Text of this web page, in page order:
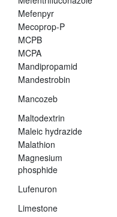
Mefenpyr
Mecoprop-P
MCPB
MCPA
Mandipropamid
Mandestrobin
Mancozeb
Maltodextrin
Maleic hydrazide
Malathion
Magnesium
phosphide
Lufenuron
Limestone